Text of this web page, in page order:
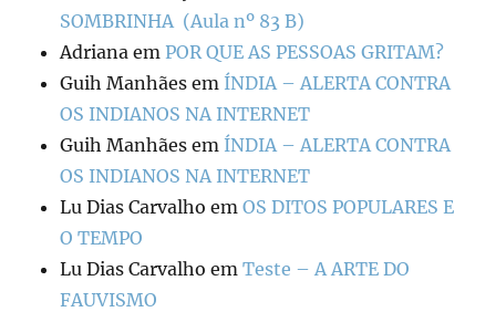
SOMBRINHA (Aula nº 83 B)
Adriana em POR QUE AS PESSOAS GRITAM?
Guih Manhães em ÍNDIA – ALERTA CONTRA
OS INDIANOS NA INTERNET
Guih Manhães em ÍNDIA – ALERTA CONTRA
OS INDIANOS NA INTERNET
Lu Dias Carvalho emOS DITOS POPULARES E
O TEMPO
Lu Dias Carvalho emTeste – A ARTE DO
FAUVISMO